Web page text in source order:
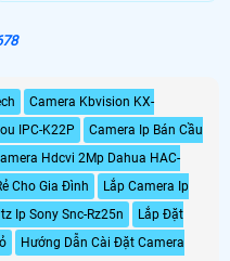
78
Camera Kbvision KX-
IPC-K22P
Camera Ip Bán Cầu
Hdcvi 2Mp Dahua HAC-
Cho Gia Đình
Lắp Camera Ip
Ip Sony Snc-Rz25n
Lắp Đặt
Hướng Dẫn Cài Đặt Camera